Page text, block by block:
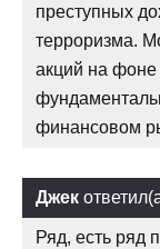
преступных
терроризма.
акций на фоне
финансовом
Джек
Ряд, есть ряд